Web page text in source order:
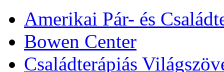
Amerikai Pár- és
Bowen Center
Családterápiás